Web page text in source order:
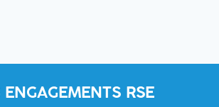
ENGAGEMENTS RSE